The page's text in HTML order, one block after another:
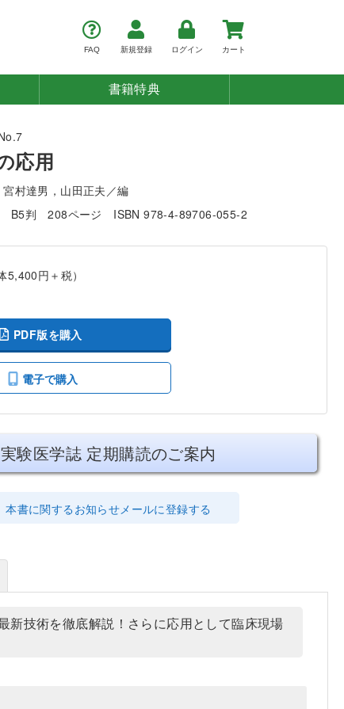
FAQ 新規登録 ログイン カート
書籍特典
応用
村達男，山田正夫／編
B5判 208ページ ISBN 978-4-89706-055-2
5,400円＋税）
PDF版を購入
電子で購入
実験医学誌 定期購読のご案内
本書に関するお知らせメールに登録する
技術を徹底解説！さらに応用として臨床現場